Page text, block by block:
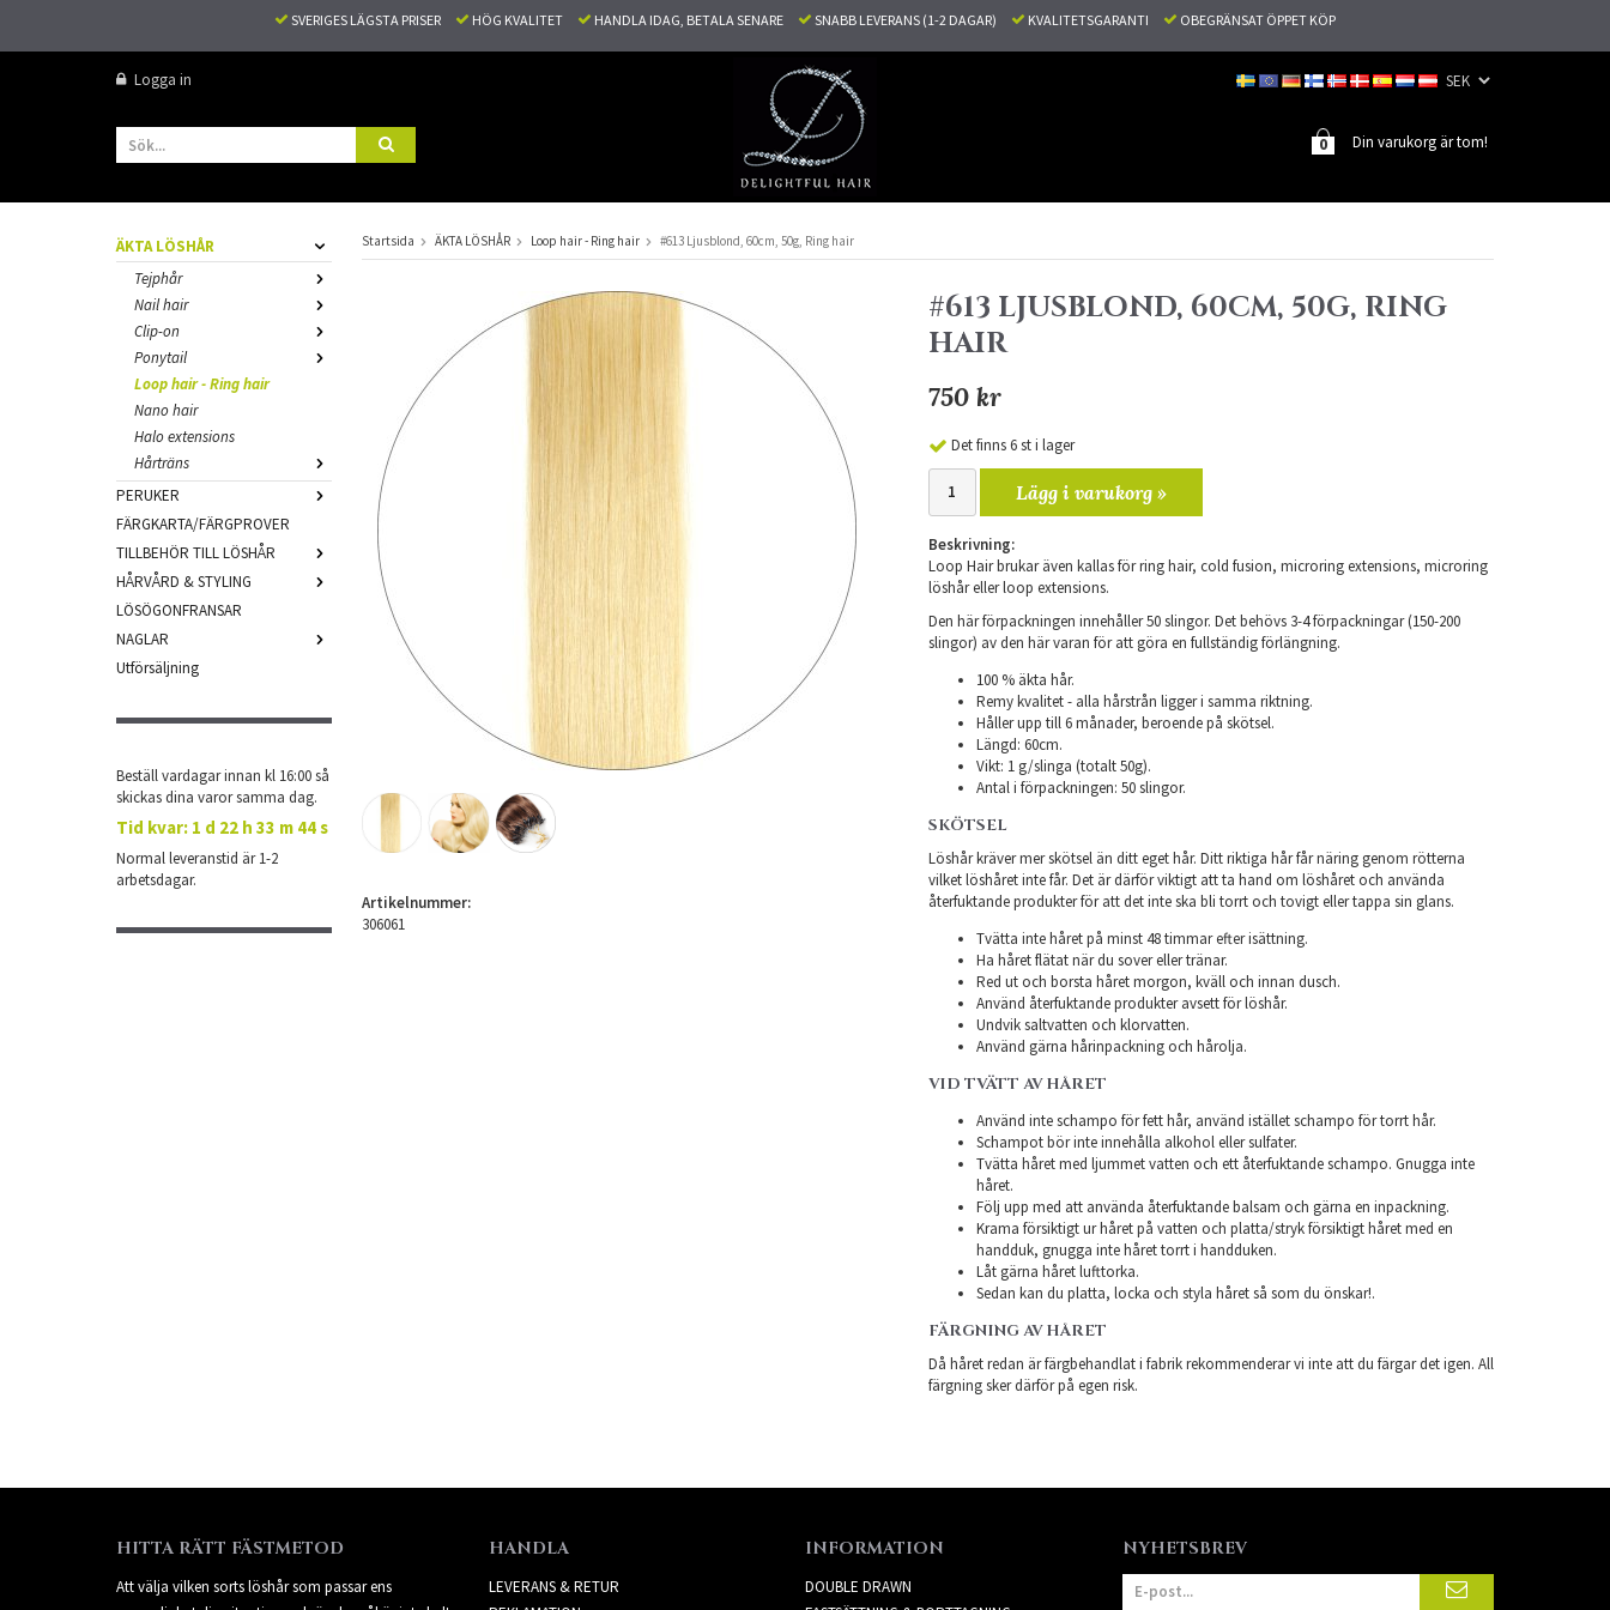
SVERIGES LÄGSTA PRISER HÖG KVALITET HANDLA IDAG, BETALA SENARE SNABB LEVERANS (1-2 DAGAR) KVALITETSGARANTI OBEGRÄNSAT ÖPPET KÖP
Logga in
Din varukorg är tom!
0
ÄKTA LÖSHÅR
Tejphår
Nail hair
Clip-on
Ponytail
Loop hair - Ring hair
Nano hair
Halo extensions
Hårträns
PERUKER
FÄRGKARTA/FÄRGPROVER
TILLBEHÖR TILL LÖSHÅR
HÅRVÅRD & STYLING
LÖSÖGONFRANSAR
NAGLAR
Utförsäljning
Beställ vardagar innan kl 16:00 så
skickas dina varor samma dag.
Tid kvar: 1 d 22 h 33 m 43 s
Normal leveranstid är 1-2
arbetsdagar.
Startsida ÄKTA LÖSHÅR Loop hair - Ring hair #613 Ljusblond, 60cm, 50g, Ring hair
#613 LJUSBLOND, 60CM, 50G, RING
HAIR
750 kr
Det finns 6 st i lager
Lägg i varukorg »
Beskrivning:
Loop Hair brukar även kallas för ring hair, cold fusion, microring extensions, microring
löshår eller loop extensions.
Den här förpackningen innehåller 50 slingor. Det behövs 3-4 förpackningar (150-200
slingor) av den här varan för att göra en fullständig förlängning.
100 % äkta hår.
Remy kvalitet - alla hårstrån ligger i samma riktning.
Håller upp till 6 månader, beroende på skötsel.
Längd: 60cm.
Vikt: 1 g/slinga (totalt 50g).
Antal i förpackningen: 50 slingor.
SKÖTSEL
Löshår kräver mer skötsel än ditt eget hår. Ditt riktiga hår får näring genom rötterna
vilket löshåret inte får. Det är därför viktigt att ta hand om löshåret och använda
återfuktande produkter för att det inte ska bli torrt och tovigt eller tappa sin glans.
Tvätta inte håret på minst 48 timmar efter isättning.
Ha håret flätat när du sover eller tränar.
Red ut och borsta håret morgon, kväll och innan dusch.
Använd återfuktande produkter avsett för löshår.
Undvik saltvatten och klorvatten.
Använd gärna hårinpackning och hårolja.
VID TVÄTT AV HÅRET
Använd inte schampo för fett hår, använd istället schampo för torrt hår.
Schampot bör inte innehålla alkohol eller sulfater.
Tvätta håret med ljummet vatten och ett återfuktande schampo. Gnugga inte
håret.
Följ upp med att använda återfuktande balsam och gärna en inpackning.
Krama försiktigt ur håret på vatten och platta/stryk försiktigt håret med en
handduk, gnugga inte håret torrt i handduken.
Låt gärna håret lufttorka.
Sedan kan du platta, locka och styla håret så som du önskar!.
FÄRGNING AV HÅRET
Då håret redan är färgbehandlat i fabrik rekommenderar vi inte att du färgar det igen. All
färgning sker därför på egen risk.
Artikelnummer:
306061
HITTA RÄTT FÄSTMETOD
Att välja vilken sorts löshår som passar ens
HANDLA
LEVERANS & RETUR
INFORMATION
DOUBLE DRAWN
NYHETSBREV